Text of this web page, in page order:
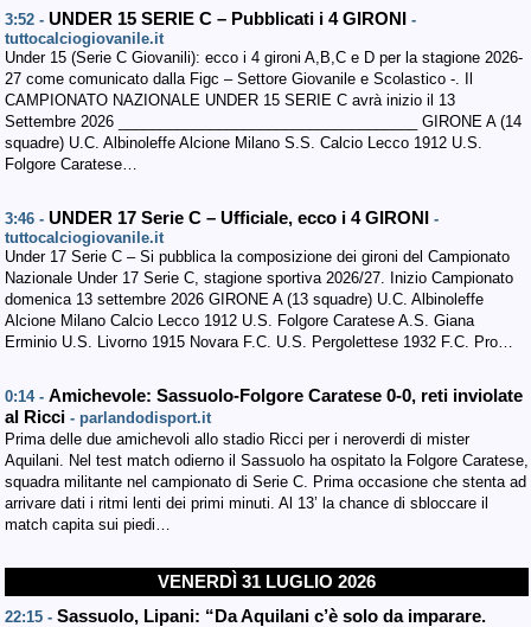
3:52 - UNDER 15 SERIE C – Pubblicati i 4 GIRONI -
tuttocalciogiovanile.it
Under 15 (Serie C Giovanili): ecco i 4 gironi A,B,C e D per la stagione 2026-
27 come comunicato dalla Figc – Settore Giovanile e Scolastico -. Il
CAMPIONATO NAZIONALE UNDER 15 SERIE C avrà inizio il 13
Settembre 2026 ____________________________________ GIRONE A (14
squadre) U.C. Albinoleffe Alcione Milano S.S. Calcio Lecco 1912 U.S.
Folgore Caratese…
3:46 - UNDER 17 Serie C – Ufficiale, ecco i 4 GIRONI -
tuttocalciogiovanile.it
Under 17 Serie C – Si pubblica la composizione dei gironi del Campionato
Nazionale Under 17 Serie C, stagione sportiva 2026/27. Inizio Campionato
domenica 13 settembre 2026 GIRONE A (13 squadre) U.C. Albinoleffe
Alcione Milano Calcio Lecco 1912 U.S. Folgore Caratese A.S. Giana
Erminio U.S. Livorno 1915 Novara F.C. U.S. Pergolettese 1932 F.C. Pro…
0:14 - Amichevole: Sassuolo-Folgore Caratese 0-0, reti inviolate
al Ricci - parlandodisport.it
Prima delle due amichevoli allo stadio Ricci per i neroverdi di mister
Aquilani. Nel test match odierno il Sassuolo ha ospitato la Folgore Caratese,
squadra militante nel campionato di Serie C. Prima occasione che stenta ad
arrivare dati i ritmi lenti dei primi minuti. Al 13’ la chance di sbloccare il
match capita sui piedi…
VENERDÌ 31 LUGLIO 2026
22:15 - Sassuolo, Lipani: “Da Aquilani c’è solo da imparare.